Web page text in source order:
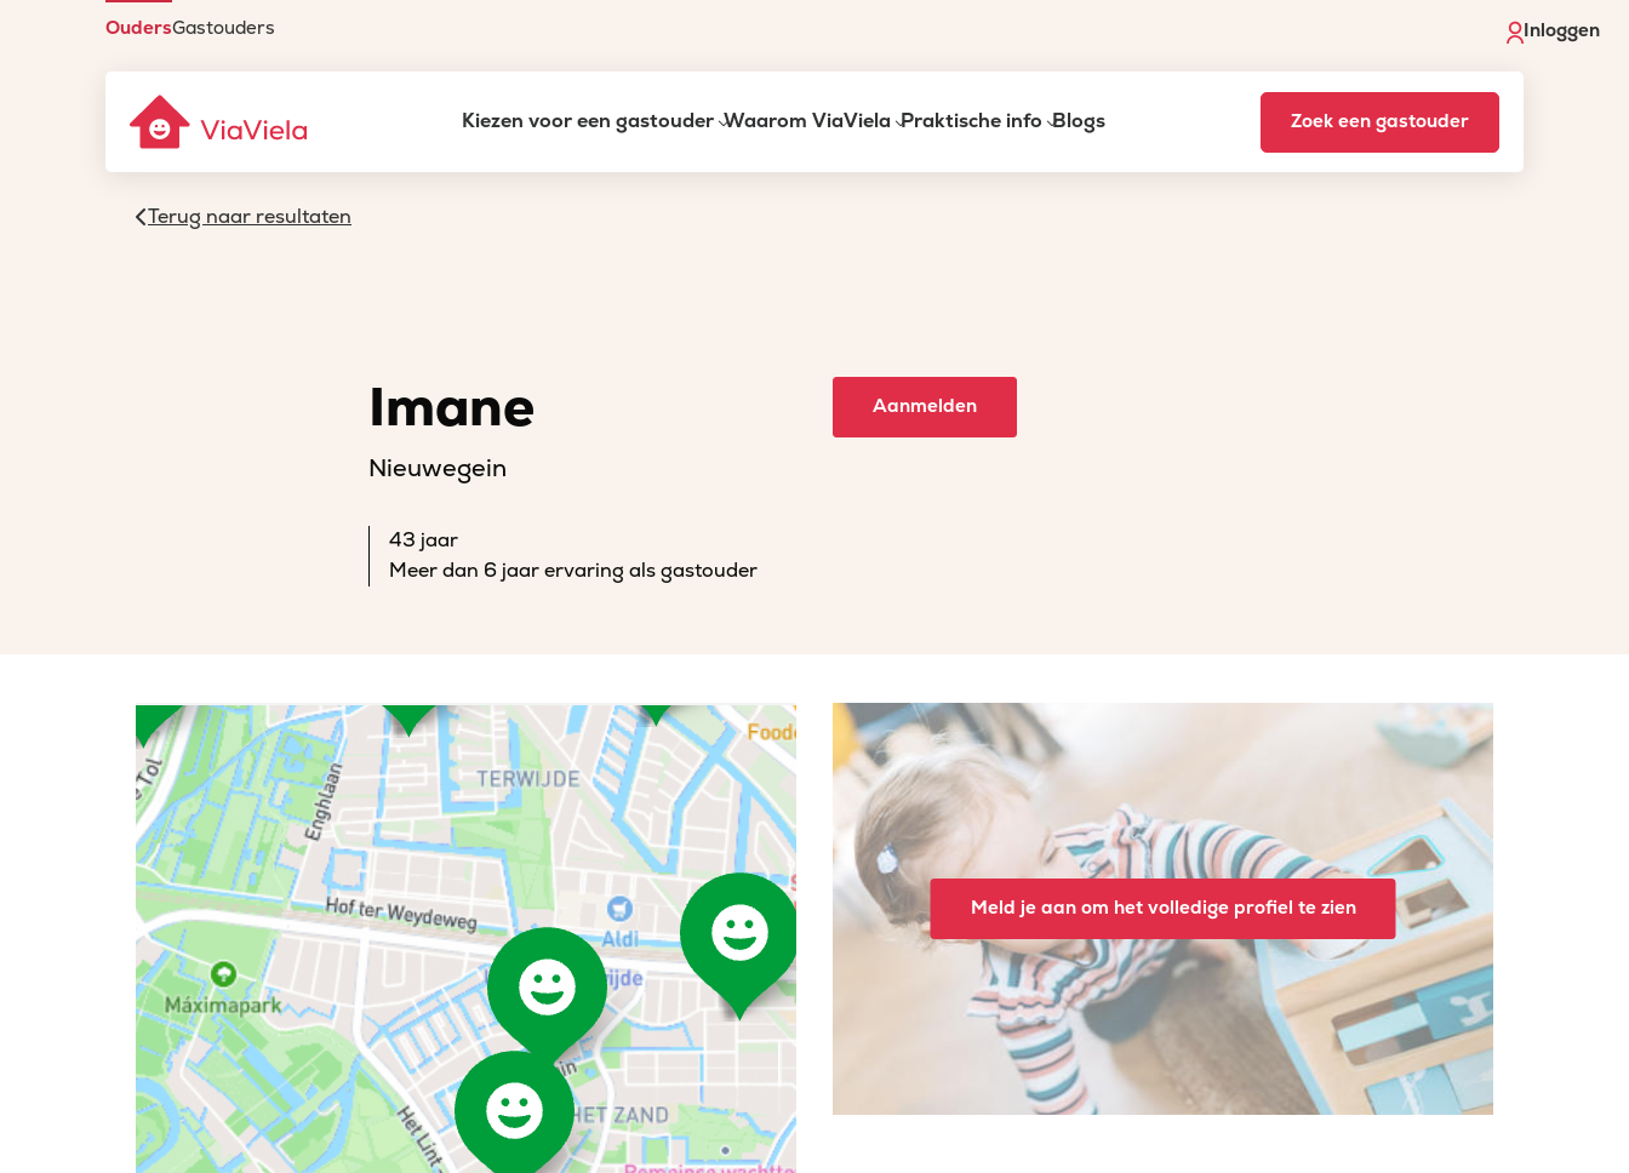
OudersGastouders Inloggen
Kiezen voor een gastouder Waarom ViaViela Praktische info Blogs Zoek een gastouder
Terug naar resultaten
Imane
Nieuwegein
43 jaar
Meer dan 6 jaar ervaring als gastouder
Aanmelden
Meld je aan om het volledige profiel te zien